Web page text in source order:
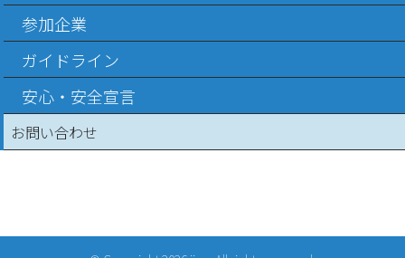
参加企業
ガイドライン
安心・安全宣言
お問い合わせ